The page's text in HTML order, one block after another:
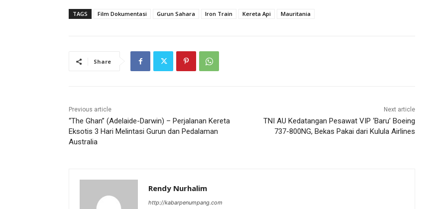
TAGS Film Dokumentasi Gurun Sahara Iron Train Kereta Api Mauritania
Share
Previous article
“The Ghan” (Adelaide-Darwin) – Perjalanan Kereta
Eksotis 3 Hari Melintasi Gurun dan Pedalaman
Australia
Next article
TNI AU Kedatangan Pesawat VIP ‘Baru’ Boeing
737-800NG, Bekas Pakai dari Kulula Airlines
Rendy Nurhalim
http://kabarpenumpang.com